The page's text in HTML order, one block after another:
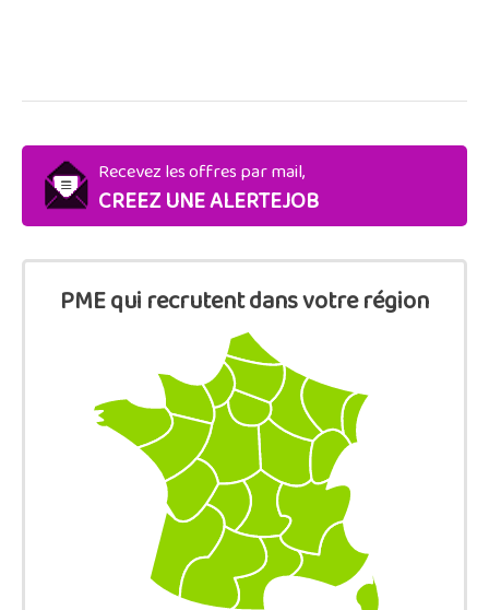
Recevez les offres par mail,
CREEZ UNE ALERTEJOB
PME qui recrutent dans votre région